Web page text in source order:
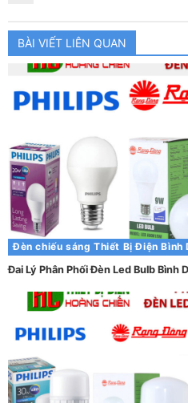
BÀI VIẾT LIÊN QUAN
Đèn chiếu sáng Thiết Bị Điện Bình
Đai Lý Phân Phối Đèn Led Bulb Bình